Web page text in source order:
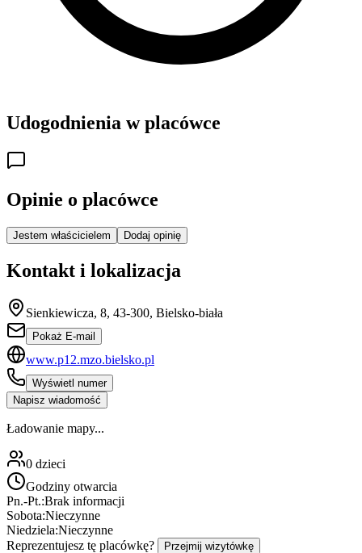
Udogodnienia w placówce
Opinie o placówce
Jestem właścicielem Dodaj opinię
Kontakt i lokalizacja
Sienkiewicza, 8, 43-300, Bielsko-biała
Pokaż E-mail
www.p12.mzo.bielsko.pl
Wyświetl numer
Napisz wiadomość
Ładowanie mapy...
0 dzieci
Godziny otwarcia
Pn.-Pt.:Brak informacji
Sobota:Nieczynne
Niedziela:Nieczynne
Reprezentujesz tę placówkę?
Przejmij wizytówkę